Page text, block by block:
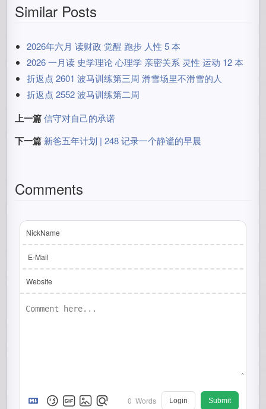
Similar Posts
2026年六月 读财政 觉醒 跑步 人性 5 本
2026 一月读 史学理论 心理学 亲密关系 灵性 运动 12 本
折返点 2601 波马训练第三周 滑雪场里不滑雪的人
折返点 2552 波马训练第二周
上一篇 信守对自己的承诺
下一篇 新爸五年计划 | 248 记录一个静谧的早晨
Comments
NickName
E-Mail
Website
0 Words Login Submit